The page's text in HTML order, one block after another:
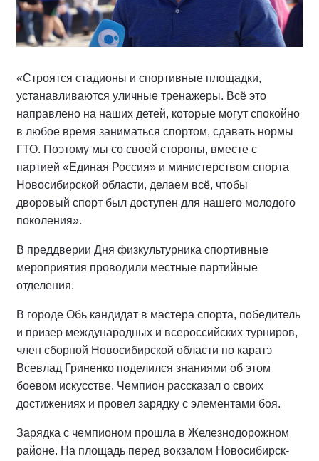
«Строятся стадионы и спортивные площадки,
устанавливаются уличные тренажеры. Всё это
направлено на наших детей, которые могут спокойно
в любое время заниматься спортом, сдавать нормы
ГТО. Поэтому мы со своей стороны, вместе с
партией «Единая Россия» и министерством спорта
Новосибирской области, делаем всё, чтобы
дворовый спорт был доступен для нашего молодого
поколения».
В преддверии Дня физкультурника спортивные
мероприятия проводили местные партийные
отделения.
В городе Обь кандидат в мастера спорта, победитель
и призер международных и всероссийских турниров,
член сборной Новосибирской области по каратэ
Всевлад Гриненко поделился знаниями об этом
боевом искусстве. Чемпион рассказал о своих
достижениях и провел зарядку с элементами боя.
Зарядка с чемпионом прошла в Железнодорожном
районе. На площадь перед вокзалом Новосибирск-